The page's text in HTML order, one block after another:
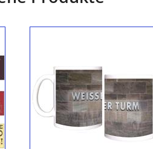
Turm
Nr
6660
Kaffeetasse
Nürnberg
St.Lorenz